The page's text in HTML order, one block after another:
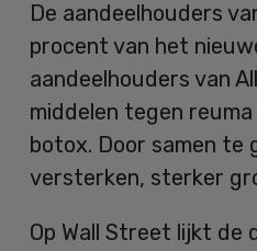
De aandeelhouders
procent van het
aandeelhouders van
middelen tegen
botox. Door samen te
versterken, sterker
Op Wall Street lijkt de